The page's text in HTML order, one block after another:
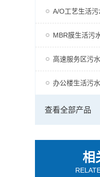
A/O工艺生活
MBR膜生活污
高速服务区污
办公楼生活污
查看全部产品
相